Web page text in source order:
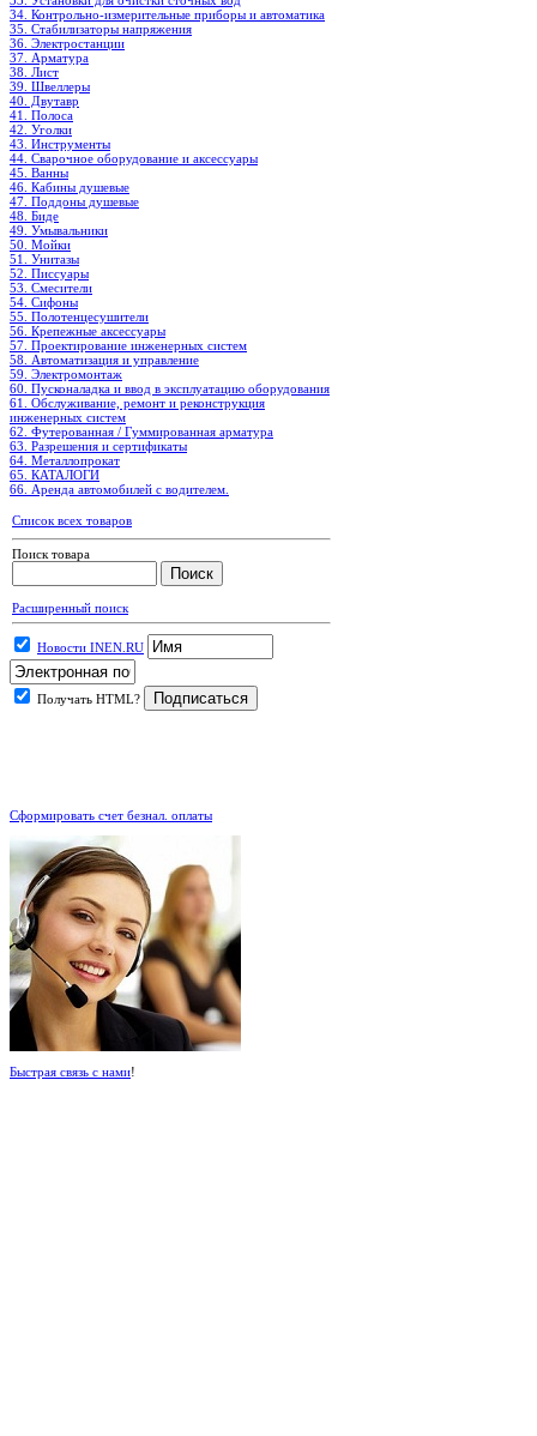
34. Контрольно-измерительные приборы и автоматика
35. Стабилизаторы напряжения
36. Электростанции
37. Арматура
38. Лист
39. Швеллеры
40. Двутавр
41. Полоса
42. Уголки
43. Инструменты
44. Сварочное оборудование и аксессуары
45. Ванны
46. Кабины душевые
47. Поддоны душевые
48. Биде
49. Умывальники
50. Мойки
51. Унитазы
52. Писсуары
53. Смесители
54. Сифоны
55. Полотенцесушители
56. Крепежные аксессуары
57. Проектирование инженерных систем
58. Автоматизация и управление
59. Электромонтаж
60. Пусконаладка и ввод в эксплуатацию оборудования
61. Обслуживание, ремонт и реконструкция
инженерных систем
62. Футерованная / Гуммированная арматура
63. Разрешения и сертификаты
64. Металлопрокат
65. КАТАЛОГИ
66. Аренда автомобилей с водителем.
Список всех товаров
Поиск товара
Расширенный поиск
Новости INEN.RU
Получать HTML?
Сформировать счет безнал. оплаты
Быстрая связь с нами!